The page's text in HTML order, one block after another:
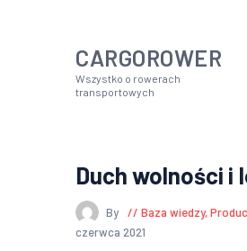
CARGOROWER
Wszystko o rowerach
transportowych
Duch wolności i
By Baza wiedzy,
czerwca 2021